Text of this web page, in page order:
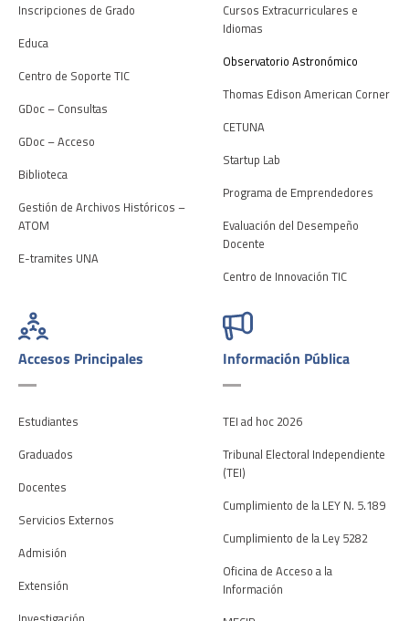
Inscripciones de Grado
Educa
Centro de Soporte TIC
GDoc – Consultas
GDoc – Acceso
Biblioteca
Gestión de Archivos Históricos –
ATOM
E-tramites UNA
Cursos Extracurriculares e
Idiomas
Observatorio Astronómico
Thomas Edison American Corner
CETUNA
Startup Lab
Programa de Emprendedores
Evaluación del Desempeño
Docente
Centro de Innovación TIC
Accesos Principales
Estudiantes
Graduados
Docentes
Servicios Externos
Admisión
Extensión
Información Pública
TEI ad hoc 2026
Tribunal Electoral Independiente
(TEI)
Cumplimiento de la LEY N. 5.189
Cumplimiento de la Ley 5282
Oficina de Acceso a la
Información